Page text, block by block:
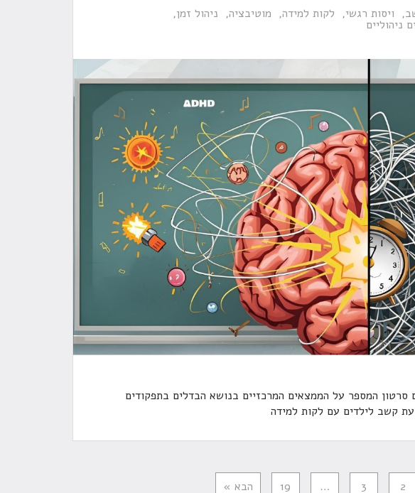
ויסות רגשי לקות למידה מוטיבציה ניהול זמן
ניהוליים
המספר על הממצאים המרכזיים בנושא הבדלים בתפקודים
קשב לילדים עם לקות למידה
2
3
…
19 הבא »